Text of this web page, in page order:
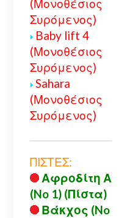
(Μονοθέσιος
Συρόμενος)
Baby lift 4
(Μονοθέσιος
Συρόμενος)
Sahara
(Μονοθέσιος
Συρόμενος)
ΠΙΣΤΕΣ:
Αφροδίτη Α
(No 1) (Πίστα)
Βάκχος (No